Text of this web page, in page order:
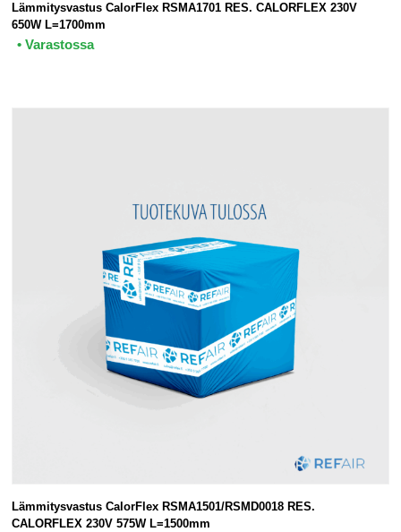
Lämmitysvastus CalorFlex RSMA1701 RES. CALORFLEX 230V
650W L=1700mm
• Varastossa
Lämmitysvastus CalorFlex RSMA1501/RSMD0018 RES.
CALORFLEX 230V 575W L=1500mm